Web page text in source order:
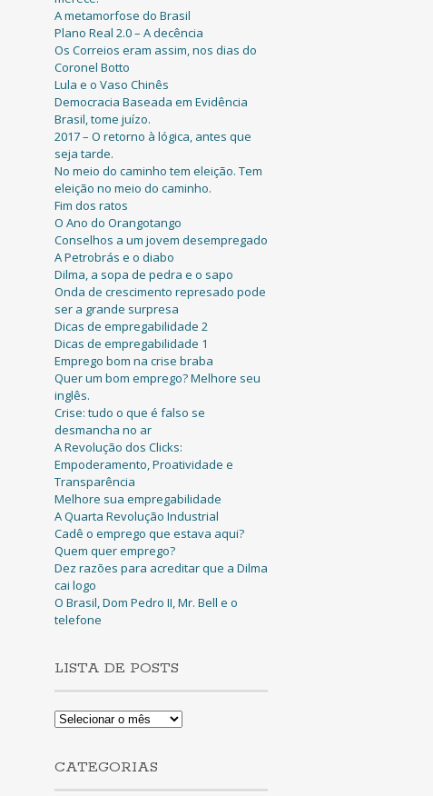
A metamorfose do Brasil
Plano Real 2.0 – A decência
Os Correios eram assim, nos dias do
Coronel Botto
Lula e o Vaso Chinês
Democracia Baseada em Evidência
Brasil, tome juízo.
2017 – O retorno à lógica, antes que
seja tarde.
No meio do caminho tem eleição. Tem
eleição no meio do caminho.
Fim dos ratos
O Ano do Orangotango
Conselhos a um jovem desempregado
A Petrobrás e o diabo
Dilma, a sopa de pedra e o sapo
Onda de crescimento represado pode
ser a grande surpresa
Dicas de empregabilidade 2
Dicas de empregabilidade 1
Emprego bom na crise braba
Quer um bom emprego? Melhore seu
inglês.
Crise: tudo o que é falso se
desmancha no ar
A Revolução dos Clicks:
Empoderamento, Proatividade e
Transparência
Melhore sua empregabilidade
A Quarta Revolução Industrial
Cadê o emprego que estava aqui?
Quem quer emprego?
Dez razões para acreditar que a Dilma
cai logo
O Brasil, Dom Pedro II, Mr. Bell e o
telefone
LISTA DE POSTS
Lista
CATEGORIAS